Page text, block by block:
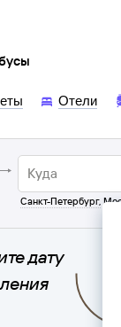
Отели
Санкт-Петербург,
дату